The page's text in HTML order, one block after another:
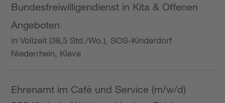
Bundesfreiwilligendienst in Kita & Offenen
Angeboten
in Vollzeit (38,5 Std./Wo.), SOS-Kinderdorf
Niederrhein, Kleve
Ehrenamt im Café und Service (m/w/d)